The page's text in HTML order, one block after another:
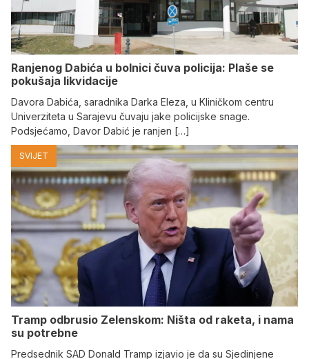
Ranjenog Dabića u bolnici čuva policija: Plaše se
pokušaja likvidacije
Davora Dabića, saradnika Darka Eleza, u Kliničkom centru
Univerziteta u Sarajevu čuvaju jake policijske snage.
Podsjećamo, Davor Dabić je ranjen […]
SVIJET
Tramp odbrusio Zelenskom: Ništa od raketa, i nama
su potrebne
Predsednik SAD Donald Tramp izjavio je da su Sjedinjene